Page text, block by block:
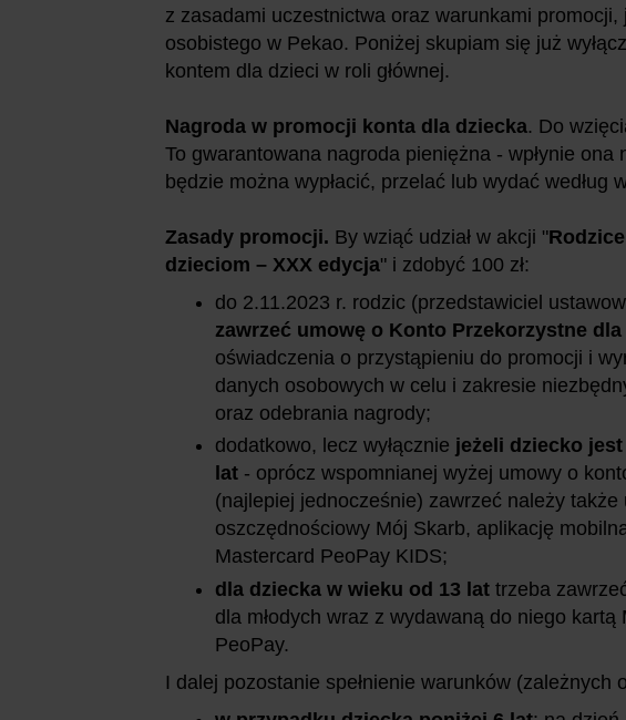
z zasadami uczestnictwa oraz warunkami
osobistego w Pekao. Poniżej skupiam się już
kontem dla dzieci w roli głównej.
Nagroda w promocji konta dla dziecka. Do
To gwarantowana nagroda pieniężna - wpłynie
będzie można wypłacić, przelać lub wydać według
Zasady promocji. By wziąć udział w akcji "
dzieciom – XXX edycja" i zdobyć 100 zł:
do 2.11.2023 r. rodzic (przedstawiciel
zawrzeć umowę o Konto Przekorzystne dla
oświadczenia o przystąpieniu do promocji i
danych osobowych w celu i zakresie
oraz odebrania nagrody;
dodatkowo, lecz wyłącznie jeżeli dziecko
lat - oprócz wspomnianej wyżej umowy o
(najlepiej jednocześnie) zawrzeć należy
oszczędnościowy Mój Skarb, aplikację
Mastercard PeoPay KIDS;
dla dziecka w wieku od 13 lat trzeba
dla młodych wraz z wydawaną do niego
PeoPay.
I dalej pozostanie spełnienie warunków (zależnych